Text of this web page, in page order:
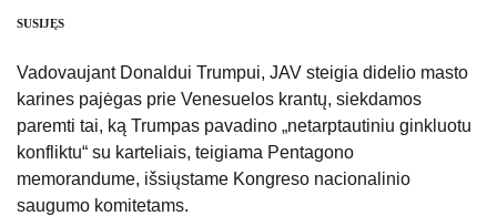
SUSIJĘS
Vadovaujant Donaldui Trumpui, JAV steigia didelio masto
karines pajėgas prie Venesuelos krantų, siekdamos
paremti tai, ką Trumpas pavadino „netarptautiniu ginkluotu
konfliktu“ su karteliais, teigiama Pentagono
memorandume, išsiųstame Kongreso nacionalinio
saugumo komitetams.